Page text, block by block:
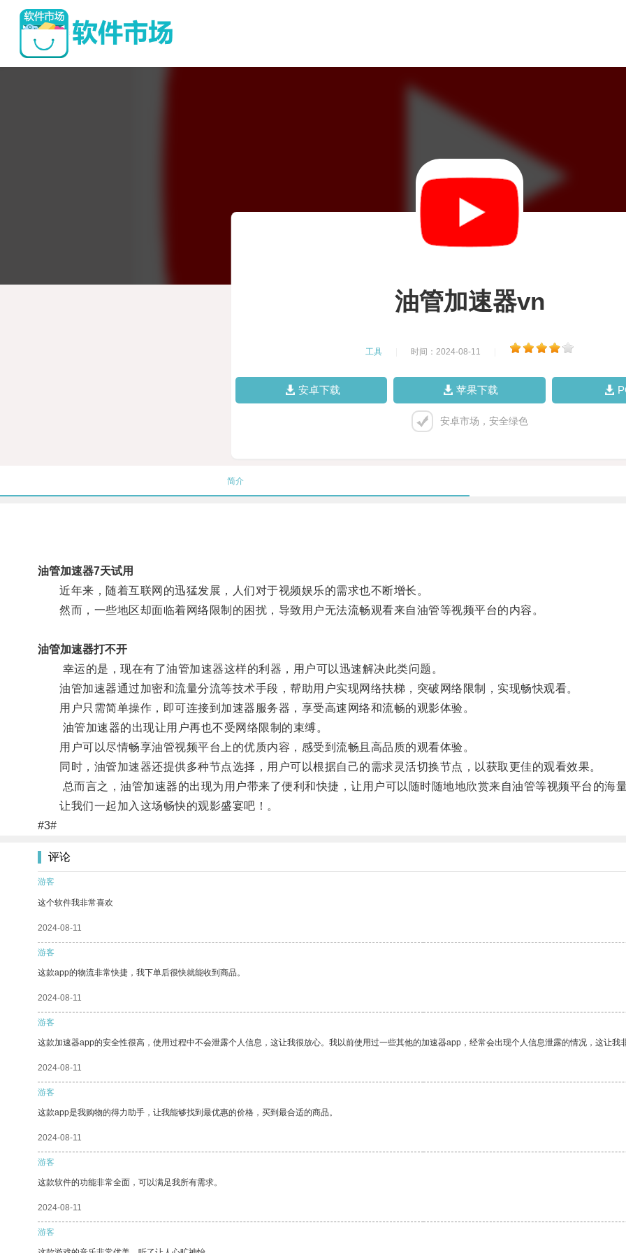
油管加速器vn
工具 时间：2024-08-11
安卓下载 苹果下载
安卓市场，安全绿色
简介
油管加速器7天试用
近年来，随着互联网的迅猛发展，人们对于视频娱乐的需求也不断增长。
然而，一些地区却面临着网络限制的困扰，导致用户无法流畅观看来自油管等视频平台的内容。
油管加速器打不开
幸运的是，现在有了油管加速器这样的利器，用户可以迅速解决此类问题。
油管加速器通过加密和流量分流等技术手段，帮助用户实现网络扶梯，突破网络限制，实现畅快观看。
用户只需简单操作，即可连接到加速器服务器，享受高速网络和流畅的观影体验。
油管加速器的出现让用户再也不受网络限制的束缚。
用户可以尽情畅享油管视频平台上的优质内容，感受到流畅且高品质的观看体验。
同时，油管加速器还提供多种节点选择，用户可以根据自己的需求灵活切换节点，以获取更佳的观看效果。
总而言之，油管加速器的出现为用户带来了便利和快捷，让用户可以随时随地地欣赏来自油管等视频平台的海量
让我们一起加入这场畅快的观影盛宴吧！。
#3#
评论
游客
这个软件我非常喜欢
2024-08-11
游客
这款app的物流非常快捷，我下单后很快就能收到商品。
2024-08-11
游客
这款加速器app的安全性很高，使用过程中不会泄露个人信息，这让我很放心。我以前使用过一些其他的加速器app，经常会出现个人信息泄露的情况，这让我
2024-08-11
游客
这款app是我购物的得力助手，让我能够找到最优惠的价格，买到最合适的商品。
2024-08-11
游客
这款软件的功能非常全面，可以满足我所有需求。
2024-08-11
游客